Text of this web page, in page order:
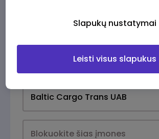
Slapukų nustatymai
Leisti visus slapukus